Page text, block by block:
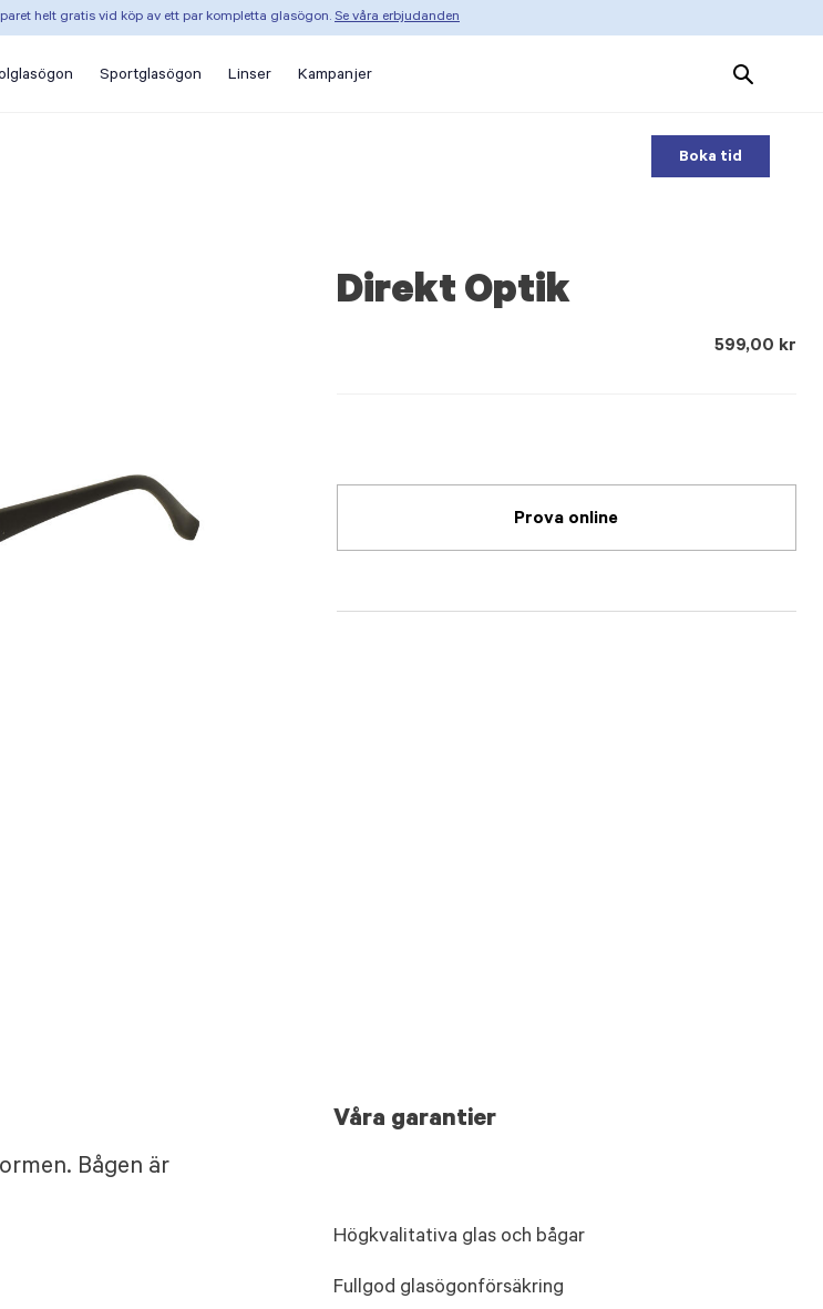
helt gratis vid köp av ett par kompletta glasögon. Se våra erbjudanden
Sportglasögon Linser Kampanjer
Search
Products
Boka tid
Direkt Optik
599,00 kr
Prova online
Bågen är
Våra garantier
Högkvalitativa glas och bågar
Fullgod glasögonförsäkring